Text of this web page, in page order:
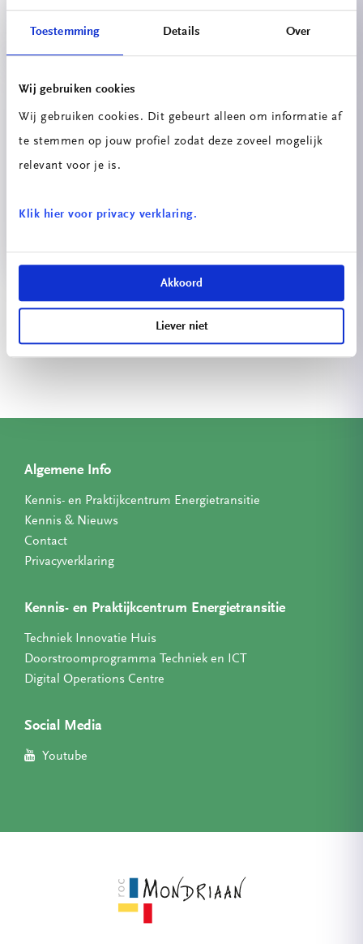
Toestemming Details Over
Wij gebruiken cookies
Wij gebruiken cookies. Dit gebeurt alleen om informatie af
te stemmen op jouw profiel zodat deze zoveel mogelijk
relevant voor je is.
Klik hier voor privacy verklaring.
Akkoord
Liever niet
Technologie & Engineering
Energiescan
Bekijk meer projecten
Algemene Info
Kennis- en Praktijkcentrum Energietransitie
Kennis & Nieuws
Contact
Privacyverklaring
Kennis- en Praktijkcentrum Energietransitie
Techniek Innovatie Huis
Doorstroomprogramma Techniek en ICT
Digital Operations Centre
Social Media
Youtube